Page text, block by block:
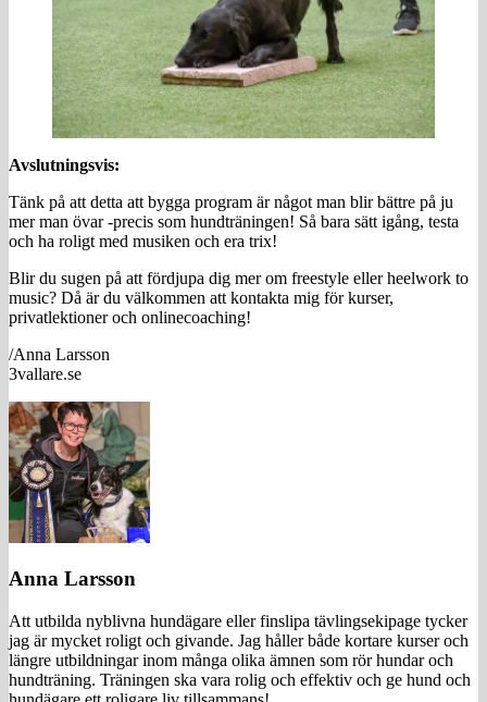
Avslutningsvis:
Tänk på att detta att bygga program är något man blir bättre på ju
mer man övar -precis som hundträningen! Så bara sätt igång, testa
och ha roligt med musiken och era trix!
Blir du sugen på att fördjupa dig mer om freestyle eller heelwork to
music? Då är du välkommen att kontakta mig för kurser,
privatlektioner och onlinecoaching!
/Anna Larsson
3vallare.se
Anna Larsson
Att utbilda nyblivna hundägare eller finslipa tävlingsekipage tycker
jag är mycket roligt och givande. Jag håller både kortare kurser och
längre utbildningar inom många olika ämnen som rör hundar och
hundträning. Träningen ska vara rolig och effektiv och ge hund och